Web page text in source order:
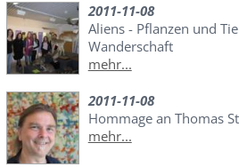
2011-11-08
Aliens - Pflanzen und
Wanderschaft
mehr...
2011-11-08
Hommage an Thomas
mehr...